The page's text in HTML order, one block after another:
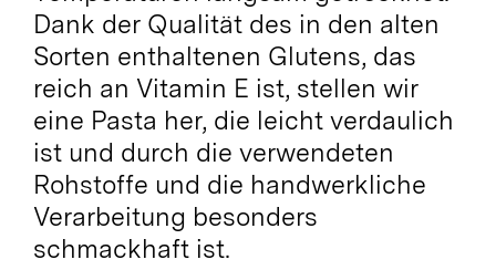
Dank der Qualität des in den alten
Sorten enthaltenen Glutens, das
reich an Vitamin E ist, stellen wir
eine Pasta her, die leicht verdaulich
ist und durch die verwendeten
Rohstoffe und die handwerkliche
Verarbeitung besonders
schmackhaft ist.